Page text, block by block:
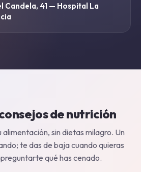
Candela, 41 — Hospital La
de nutrición
sin dietas milagro. Un
te das de baja cuando quieras
qué has cenado.